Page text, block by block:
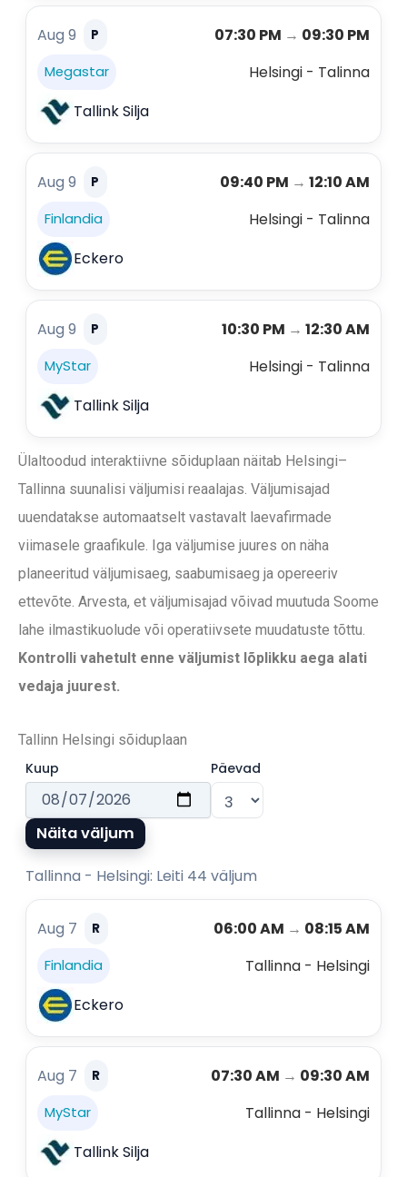
Aug 9 P 07:30 PM → 09:30 PM
Megastar
Helsingi - Talinna
Tallink Silja
Aug 9 P 09:40 PM → 12:10 AM
Finlandia
Helsingi - Talinna
Eckero
Aug 9 P 10:30 PM → 12:30 AM
MyStar
Helsingi - Talinna
Tallink Silja
Ülaltoodud interaktiivne sõiduplaan näitab Helsingi–
Tallinna suunalisi väljumisi reaalajas. Väljumisajad
uuendatakse automaatselt vastavalt laevafirmade
viimasele graafikule. Iga väljumise juures on näha
planeeritud väljumisaeg, saabumisaeg ja opereeriv
ettevõte. Arvesta, et väljumisajad võivad muutuda Soome
lahe ilmastikuolude või operatiivsete muudatuste tõttu.
Kontrolli vahetult enne väljumist lõplikku aega alati
vedaja juurest.
Tallinn Helsingi sõiduplaan
Kuup Päevad
Näita väljum
Tallinna - Helsingi: Leiti 44 väljum
Aug 7 R 06:00 AM → 08:15 AM
Finlandia
Tallinna - Helsingi
Eckero
Aug 7 R 07:30 AM → 09:30 AM
MyStar
Tallinna - Helsingi
Tallink Silja